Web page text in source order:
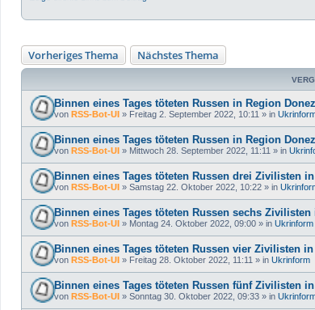
Vorheriges Thema Nächstes Thema
Binnen eines Tages töteten Russen in Region
von RSS-Bot-UI » Freitag 2. September 2022, 10:11 » in
Binnen eines Tages töteten Russen in Region
von RSS-Bot-UI » Mittwoch 28. September 2022, 11:11 » in
Binnen eines Tages töteten Russen drei Zivilisten
von RSS-Bot-UI » Samstag 22. Oktober 2022, 10:22 » in
Binnen eines Tages töteten Russen sechs
von RSS-Bot-UI » Montag 24. Oktober 2022, 09:00 » in Ukrinform
Binnen eines Tages töteten Russen vier Zivilisten
von RSS-Bot-UI » Freitag 28. Oktober 2022, 11:11 » in Ukrinform
Binnen eines Tages töteten Russen fünf Zivilisten
von RSS-Bot-UI » Sonntag 30. Oktober 2022, 09:33 » in